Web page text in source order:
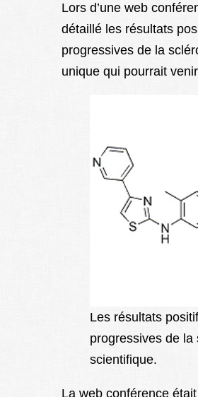
Lors d’une web
détaillé les résultats
progressives de la
unique qui pourrait
Les résultats
progressives de la
scientifique.
La web conférence